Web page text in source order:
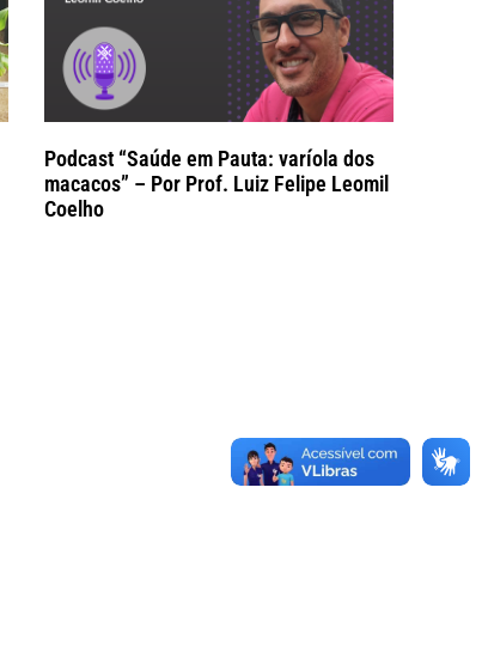
Podcast “Saúde em Pauta: varíola dos
macacos” – Por Prof. Luiz Felipe Leomil
Coelho